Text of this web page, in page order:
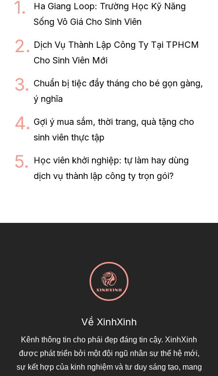
Ha Giang Loop: Trường Học Kỹ Năng
Sống Vô Giá Cho Sinh Viên
Dịch Vụ Thành Lập Công Ty Tại TPHCM
Cho Sinh Viên Mới
Chuẩn bị tiệc đầy tháng cho bé gọn gàng,
ý nghĩa
Gợi ý mua sắm, thời trang, quà tặng cho
sinh viên thực tập
Học viên khởi nghiệp: tự làm hay dùng
dịch vụ thành lập công ty trọn gói?
Về XinhXinh
Kênh thông tin cho phái đẹp đáng tin cậy. XinhXinh
được phát triển bởi một đội ngũ nhân sự thế hệ mới,
sự kết hợp của kinh nghiệm và tư duy sáng tạo, mang